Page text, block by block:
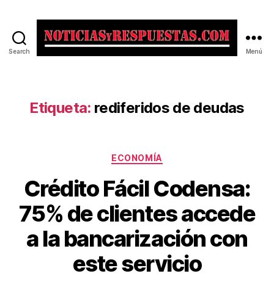
Search Menú
Etiqueta: rediferidos de deudas
Categorías
ECONOMÍA
Crédito Fácil Codensa:
75% de clientes accede
a la bancarización con
este servicio